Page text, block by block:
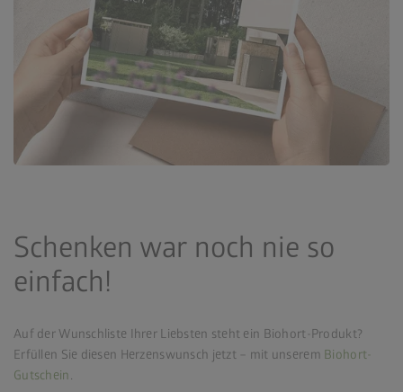
Schenken war noch nie so
einfach!
Auf der Wunschliste Ihrer Liebsten steht ein Biohort-Produkt?
Erfüllen Sie diesen Herzenswunsch jetzt – mit unserem Biohort-
Gutschein.